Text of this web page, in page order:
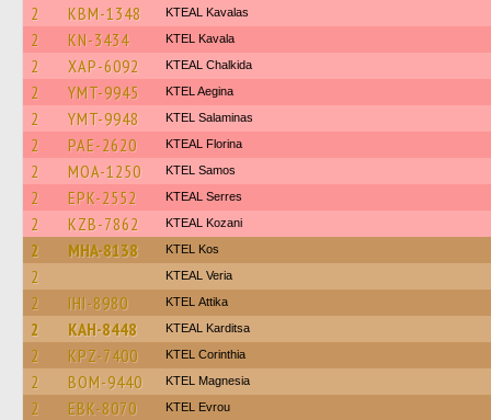
2 KBM-1348 KTEAL Kavalas
2 KN-3434 KTEL Kavala
2 XAP-6092 KTEAL Chalkida
2 YMT-9945 KTEL Aegina
2 YMT-9948 KTEL Salaminas
2 PAE-2620 KTEAL Florina
2 MOA-1250 KTEL Samos
2 EPK-2552 KTEAL Serres
2 KZB-7862 KTEAL Kozani
2 MHA-8138 KTEL Kos
2 KTEAL Veria
2 IHI-8980 KΤΕL Αttika
2 KAH-8448 KTEAL Karditsa
2 KPZ-7400 KTEL Corinthia
2 BOM-9440 ΚΤΕL Magnesia
2 EBK-8070 KTEL Evrou